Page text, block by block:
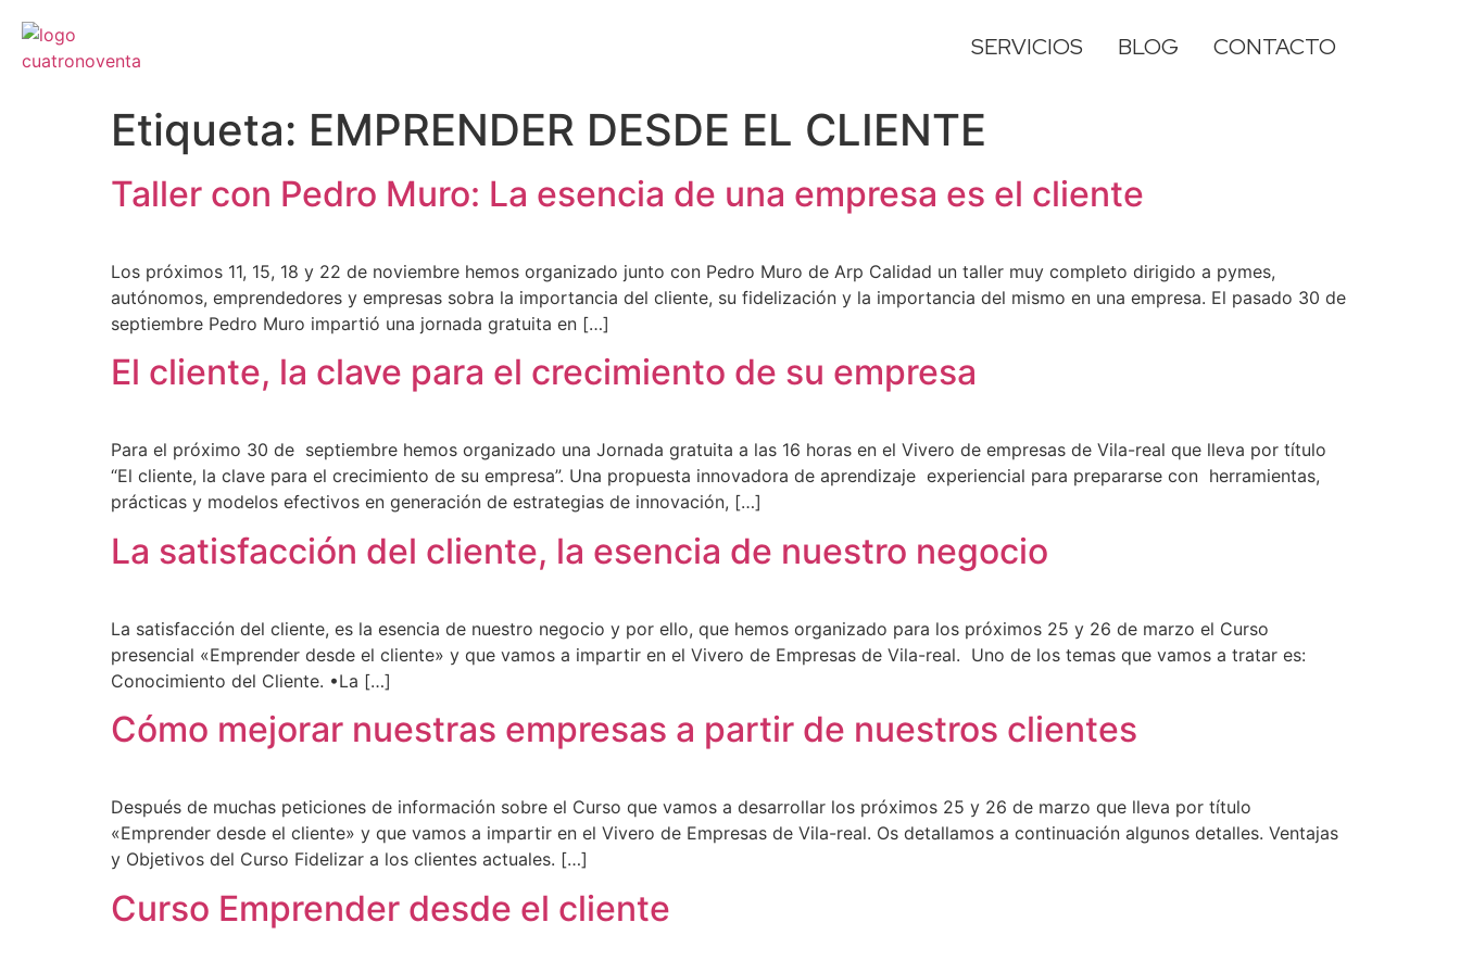
SERVICIOS BLOG CONTACTO
Etiqueta: EMPRENDER DESDE EL CLIENTE
Taller con Pedro Muro: La esencia de una empresa es el cliente
Los próximos 11, 15, 18 y 22 de noviembre hemos organizado junto con Pedro Muro de Arp Calidad un taller muy completo dirigido a pymes,
autónomos, emprendedores y empresas sobra la importancia del cliente, su fidelización y la importancia del mismo en una empresa. El pasado 30 de
septiembre Pedro Muro impartió una jornada gratuita en […]
El cliente, la clave para el crecimiento de su empresa
Para el próximo 30 de septiembre hemos organizado una Jornada gratuita a las 16 horas en el Vivero de empresas de Vila-real que lleva por título
“El cliente, la clave para el crecimiento de su empresa”. Una propuesta innovadora de aprendizaje experiencial para prepararse con herramientas,
prácticas y modelos efectivos en generación de estrategias de innovación, […]
La satisfacción del cliente, la esencia de nuestro negocio
La satisfacción del cliente, es la esencia de nuestro negocio y por ello, que hemos organizado para los próximos 25 y 26 de marzo el Curso
presencial «Emprender desde el cliente» y que vamos a impartir en el Vivero de Empresas de Vila-real. Uno de los temas que vamos a tratar es:
Conocimiento del Cliente. •La […]
Cómo mejorar nuestras empresas a partir de nuestros clientes
Después de muchas peticiones de información sobre el Curso que vamos a desarrollar los próximos 25 y 26 de marzo que lleva por título
«Emprender desde el cliente» y que vamos a impartir en el Vivero de Empresas de Vila-real. Os detallamos a continuación algunos detalles. Ventajas
y Objetivos del Curso Fidelizar a los clientes actuales. […]
Curso Emprender desde el cliente